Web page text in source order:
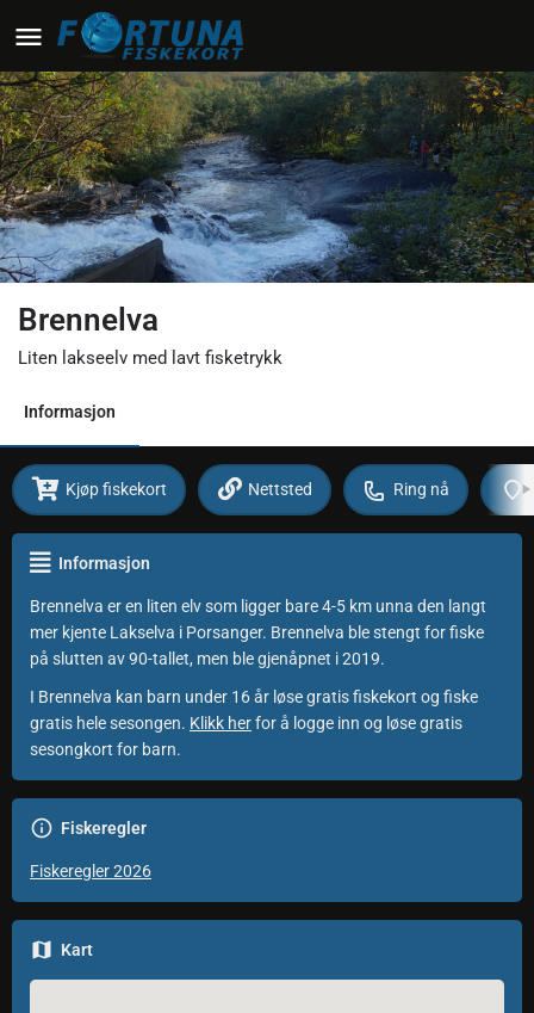
Brennelva
Liten lakseelv med lavt fisketrykk
Informasjon
Kjøp fiskekort Nettsted Ring nå
Informasjon
Brennelva er en liten elv som ligger bare 4-5 km unna den langt
mer kjente Lakselva i Porsanger. Brennelva ble stengt for fiske
på slutten av 90-tallet, men ble gjenåpnet i 2019.
I Brennelva kan barn under 16 år løse gratis fiskekort og fiske
gratis hele sesongen. Klikk herfor å logge inn og løse gratis
sesongkort for barn.
Fiskeregler
Fiskeregler 2026
Kart